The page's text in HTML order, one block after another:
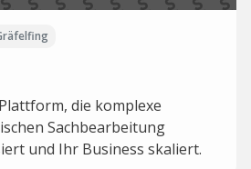
die komplexe
Sachbearbeitung
und Ihr Business skaliert.